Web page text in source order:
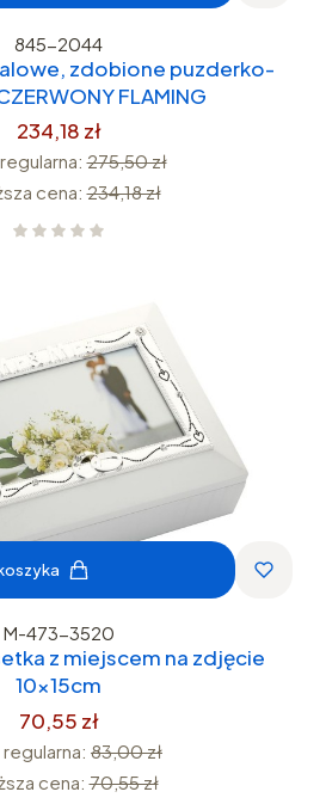
845-2044
zdobione puzderko-
FLAMING
234,18 zł
275,50 zł
cena: 234,18 zł
M-473-3520
z miejscem na zdjęcie
10x15cm
70,55 zł
83,00 zł
cena: 70,55 zł